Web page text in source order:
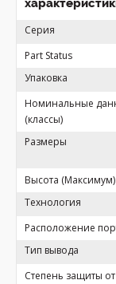
Серия
Part Status
Упаковка
Номинальные
(классы)
Размеры
Высота (Максимум)
Технология
Расположение
Тип вывода
Степень защиты